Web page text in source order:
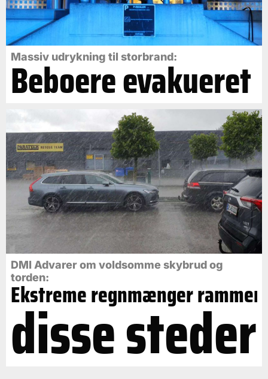
Massiv udrykning til storbrand:
Beboere evakueret
DMI Advarer om voldsomme skybrud og
torden:
Ekstreme regnmænger rammer
disse steder